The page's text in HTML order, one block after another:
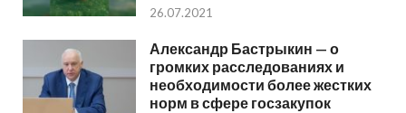
26.07.2021
Александр Бастрыкин — о
громких расследованиях и
необходимости более жестких
норм в сфере госзакупок